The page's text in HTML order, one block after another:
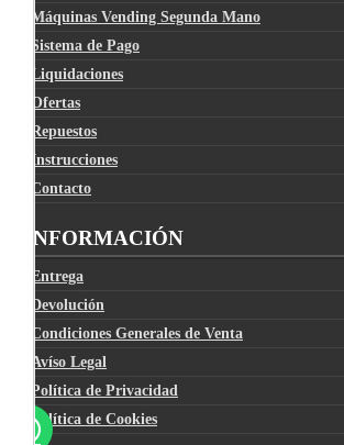
Máquinas Vending Segunda Mano
Sistema de Pago
Liquidaciones
Ofertas
Repuestos
Instrucciones
Contacto
INFORMACIÓN
Entrega
Devolución
Condiciones Generales de Venta
Avíso Legal
Política de Privacidad
Política de Cookies